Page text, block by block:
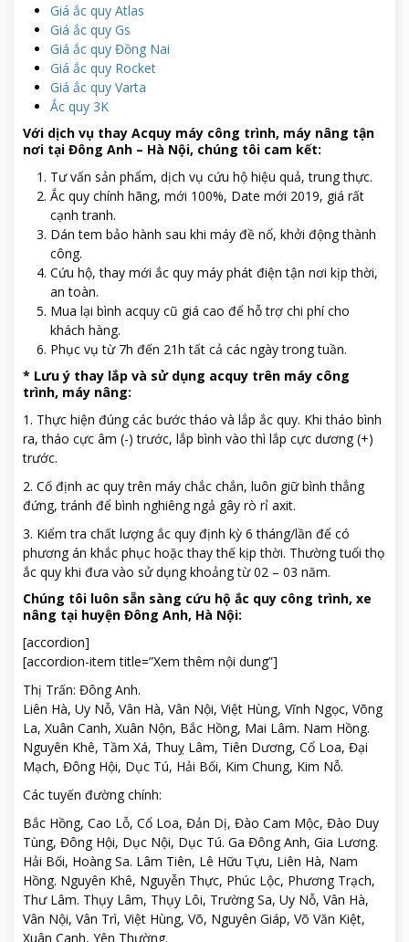
Giá ắc quy Atlas
Giá ắc quy Gs
Giá ắc quy Đồng Nai
Giá ắc quy Rocket
Giá ắc quy Varta
Ắc quy 3K
Với dịch vụ thay Acquy máy công trình, máy nâng tận
nơi tại Đông Anh – Hà Nội, chúng tôi cam kết:
Tư vấn sản phẩm, dịch vụ cứu hộ hiệu quả, trung thực.
Ắc quy chính hãng, mới 100%, Date mới 2019, giá rất
cạnh tranh.
Dán tem bảo hành sau khi máy đề nổ, khởi động thành
công.
Cứu hộ, thay mới ắc quy máy phát điện tận nơi kịp thời,
an toàn.
Mua lại bình acquy cũ giá cao để hỗ trợ chi phí cho
khách hàng.
Phục vụ từ 7h đến 21h tất cả các ngày trong tuần.
* Lưu ý thay lắp và sử dụng acquy trên máy công
trình, máy nâng:
1. Thực hiện đúng các bước tháo và lắp ắc quy. Khi tháo bình
ra, tháo cực âm (-) trước, lắp bình vào thì lắp cực dương (+)
trước.
2. Cố định ac quy trên máy chắc chắn, luôn giữ bình thẳng
đứng, tránh để bình nghiêng ngả gây rò rỉ axit.
3. Kiểm tra chất lượng ắc quy định kỳ 6 tháng/lần để có
phương án khắc phục hoặc thay thế kịp thời. Thường tuổi thọ
ắc quy khi đưa vào sử dụng khoảng từ 02 – 03 năm.
Chúng tôi luôn sẵn sàng cứu hộ ắc quy công trình, xe
nâng tại huyện Đông Anh, Hà Nội:
[accordion]
[accordion-item title=”Xem thêm nội dung”]
Thị Trấn: Đông Anh.
Liên Hà, Uy Nỗ, Vân Hà, Vân Nội, Việt Hùng, Vĩnh Ngọc, Võng
La, Xuân Canh, Xuân Nộn, Bắc Hồng, Mai Lâm. Nam Hồng.
Nguyên Khê, Tầm Xá, Thuỵ Lâm, Tiên Dương, Cổ Loa, Đại
Mạch, Đông Hội, Dục Tú, Hải Bối, Kim Chung, Kim Nỗ.
Các tuyến đường chính:
Bắc Hồng, Cao Lỗ, Cổ Loa, Đản Dị, Đào Cam Mộc, Đào Duy
Tùng, Đông Hội, Dục Nội, Dục Tú. Ga Đông Anh, Gia Lương.
Hải Bối, Hoàng Sa. Lâm Tiên, Lê Hữu Tựu, Liên Hà, Nam
Hồng. Nguyên Khê, Nguyễn Thực, Phúc Lộc, Phương Trạch,
Thư Lâm. Thụy Lâm, Thụy Lôi, Trường Sa, Uy Nỗ, Vân Hà,
Vân Nội, Vân Trì, Việt Hùng, Võ, Nguyên Giáp, Võ Văn Kiệt,
Xuân Canh, Yên Thường.